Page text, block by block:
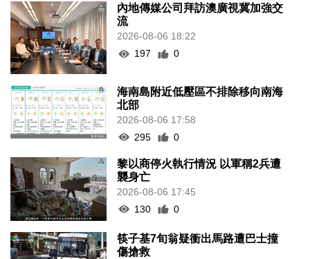
內地傳媒公司拜訪澳廣視冀加強交
流
2026-08-06 18:22
197
0
海南島附近低壓區不排除移向南海
北部
2026-08-06 17:58
295
0
黎以商停火執行情況 以軍稱2兵遭
襲身亡
2026-08-06 17:45
130
0
筷子基7旬翁疑衝出馬路遭巴士撞
傷搶救